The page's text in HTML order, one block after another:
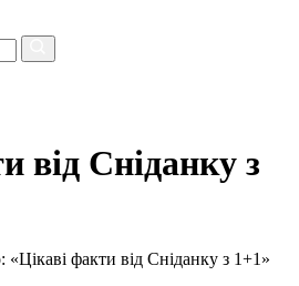
від Сніданку з
«Цікаві факти від Сніданку з 1+1»